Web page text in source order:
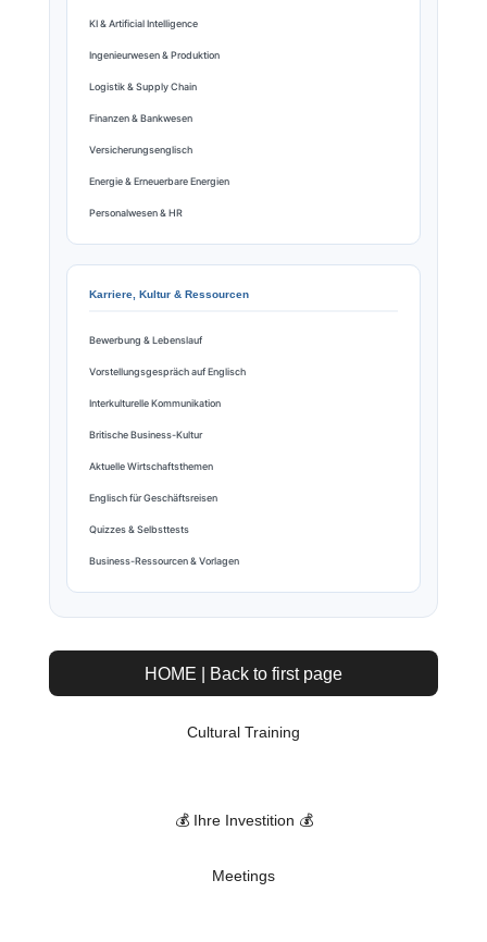
KI & Artificial Intelligence
Ingenieurwesen & Produktion
Logistik & Supply Chain
Finanzen & Bankwesen
Versicherungsenglisch
Energie & Erneuerbare Energien
Personalwesen & HR
Karriere, Kultur & Ressourcen
Bewerbung & Lebenslauf
Vorstellungsgespräch auf Englisch
Interkulturelle Kommunikation
Britische Business-Kultur
Aktuelle Wirtschaftsthemen
Englisch für Geschäftsreisen
Quizzes & Selbsttests
Business-Ressourcen & Vorlagen
HOME | Back to first page
Cultural Training
💰 Ihre Investition 💰
Meetings